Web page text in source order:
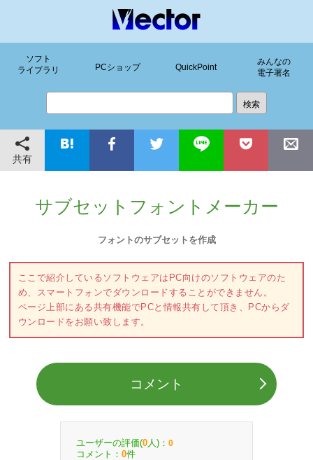
ソフト
ライブラリ
PCショップ QuickPoint
みんなの
電子署名
共有
サブセットフォントメーカー
フォントのサブセットを作成
ここで紹介しているソフトウェアはPC向けのソフトウェアのた
め、スマートフォンでダウンロードすることができません。
ページ上部にある共有機能でPCと情報共有して頂き、PCからダ
ウンロードをお願い致します。
コメント
ユーザーの評価(0 人)： 0
コメント： 0件